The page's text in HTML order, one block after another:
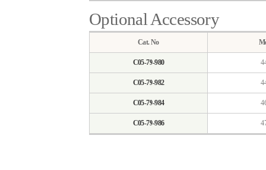
Optional Accessory
Cat. No
C05-79-980
C05-79-982
C05-79-984
C05-79-986